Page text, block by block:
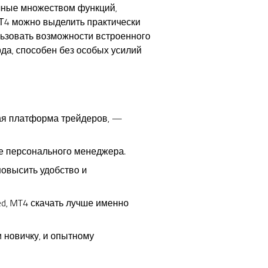
множеством функций,
можно выделить практически
возможности встроенного
способен без особых усилий
платформа трейдеров, —
персонального менеджера.
удобство и
MT4 скачать лучше именно
и опытному